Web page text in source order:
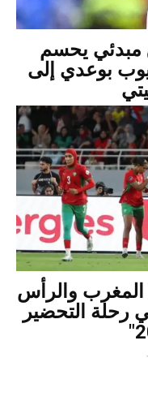
اتفاق مبدئي يحسم
بوعدي إلى
المغرب والرأس
رحلة التحضير